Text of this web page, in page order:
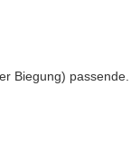
Biegung) passende.